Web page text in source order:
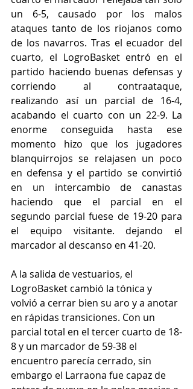
un 6-5, causado por los malos
ataques tanto de los riojanos como
de los navarros. Tras el ecuador del
cuarto, el LogroBasket entró en el
partido haciendo buenas defensas y
corriendo al contraataque,
realizando así un parcial de 16-4,
acabando el cuarto con un 22-9. La
enorme conseguida hasta ese
momento hizo que los jugadores
blanquirrojos se relajasen un poco
en defensa y el partido se convirtió
en un intercambio de canastas
haciendo que el parcial en el
segundo parcial fuese de 19-20 para
el equipo visitante. dejando el
marcador al descanso en 41-20.
A la salida de vestuarios, el
LogroBasket cambió la tónica y
volvió a cerrar bien su aro y a anotar
en rápidas transiciones. Con un
parcial total en el tercer cuarto de 18-
8 y un marcador de 59-38 el
encuentro parecía cerrado, sin
embargo el Larraona fue capaz de